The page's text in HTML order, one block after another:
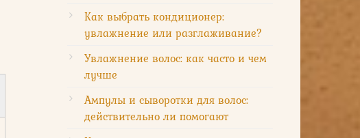
Как выбрать кондиционер:
увлажнение или разглаживание?
Увлажнение волос: как часто и чем
лучше
Ампулы и сыворотки для волос:
действительно ли помогают